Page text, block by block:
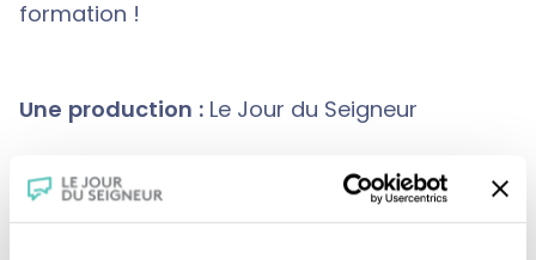
formation !
Une production : Le Jour du Seigneur
Crédits :Présentation : Père Marc-Antoine